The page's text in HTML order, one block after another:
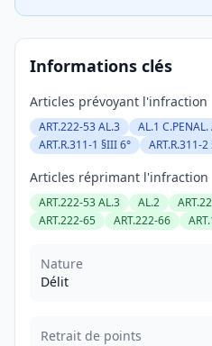
Informations clés
Articles prévoyant l'infraction
ART.222-53 AL.3 AL.1
ART.R.311-1 §III 6°
ART.R.311-2
Articles réprimant l'infraction
ART.222-53 AL.3 AL.2
ART.222-65
ART.222-66
Nature
Délit
Retrait de points